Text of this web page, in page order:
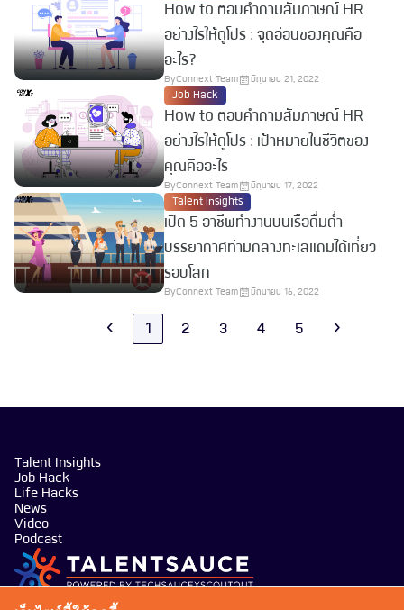
How to ตอบคำถามสัมภาษณ์ HR
อย่างไรให้ดูโปร : จุดอ่อนของคุณคือ
อะไร?
ByConnext Team มิถุนายน 21, 2022
Job Hack
How to ตอบคำถามสัมภาษณ์ HR
อย่างไรให้ดูโปร : เป้าหมายในชีวิตของ
คุณคืออะไร
ByConnext Team มิถุนายน 17, 2022
Talent Insights
เปิด 5 อาชีพทำงานบนเรือดื่มด่ำ
บรรยากาศท่ามกลางทะเลแถมได้เที่ยว
รอบโลก
ByConnext Team มิถุนายน 16, 2022
‹ 1 2 3 4 5 ›
Talent Insights
Job Hack
Life Hacks
News
Video
Podcast